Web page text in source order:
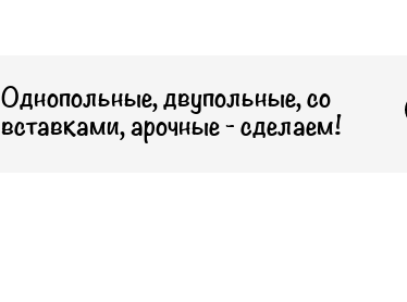
Однопольные, двупольные, со
вставками, арочные - сделаем!